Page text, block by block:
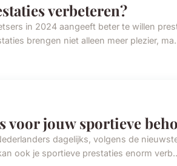
verbeteren?
in 2024 aangeeft beter te willen
brengen niet alleen meer plezier,
voor jouw sportieve
dagelijks, volgens de
ook je sportieve prestaties enorm